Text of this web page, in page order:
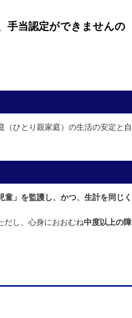
手当認定ができませんの
（ひとり親家庭）の生活の安定と自
童」を監護し、かつ、生計を同じく
だし、心身におおむね中度以上の障